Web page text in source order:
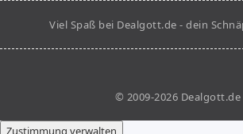
Viel Spaß bei Dealgott.de - dein
© 2009-2026 Dealgott.de
Zustimmung verwalten